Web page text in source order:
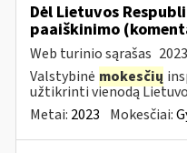
Dėl Lietuvos
paaiškinimo
Web turinio sąrašas
Valstybinė mokesčių
užtikrinti vienodą
Metai: 2023 Mokesčiai: